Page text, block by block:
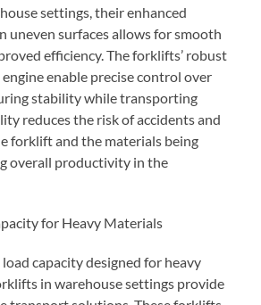
settings, their enhanced
uneven surfaces allows for smooth
efficiency. The forklifts’ robust
enable precise control over
stability while transporting
reduces the risk of accidents and
forklift and the materials being
overall productivity in the
for Heavy Materials
capacity designed for heavy
in warehouse settings provide